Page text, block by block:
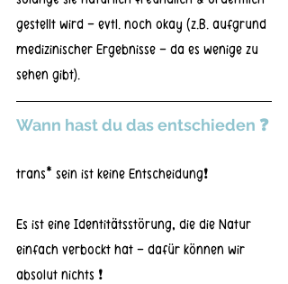
gestellt wird - evtl. noch okay (z.B. aufgrund
medizinischer Ergebnisse - da es wenige zu
sehen gibt).
Wann hast du das entschieden ❓
trans* sein ist keine Entscheidung❗
Es ist eine Identitätsstörung, die die Natur
einfach verbockt hat - dafür können wir
absolut nichts ❗